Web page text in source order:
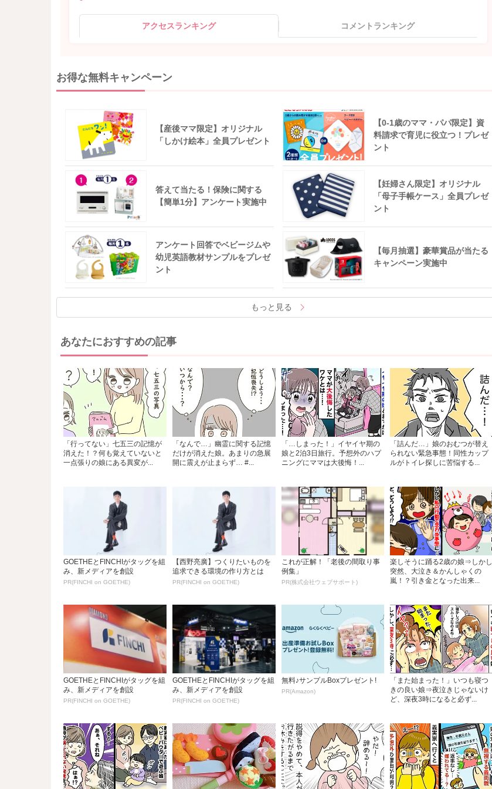
アクセスランキング コメントランキング
お得な無料キャンペーン
【産後ママ限定】オリジナル
「しかけ絵本」全員プレゼント
【0-1歳のママ・パパ限定】資
料請求で育児に役立つ！プレゼ
ント
答えて当たる！保険に関する
【簡単1分】アンケート実施中
【妊婦さん限定】オリジナル
「母子手帳ケース」全員プレゼ
ント
アンケート回答でベビージムや
幼児英語教材サンプルをプレゼ
ント
【毎月抽選】豪華賞品が当たる
キャンペーン実施中
もっと見る
あなたにおすすめの記事
「行ってない」七五三の記憶が
消えた！？何も覚えていないと
一点張りの娘にある異変が...
「なんで…」幽霊に関する記憶
だけが消えた娘。あまりの急展
開に震えが止まらず… #...
「…しまった！」イヤイヤ期の
娘と2泊3日旅行。予想外のハプ
ニングにママは大後悔！...
「詰んだ…」娘のおむつが替え
られない緊急事態！同性カップ
ルがトイレ探しに苦悩する...
GOETHEとFINCHIがタッグを組
み、新メディアを創設
PR(FINCHI on GOETHE)
【西野亮廣】つくりたいものを
追求できる環境の作り方とは
PR(FINCHI on GOETHE)
これが正解！「老後の間取り事
例集」
PR(株式会社ウェブサポート)
楽しそうに踊る2歳の娘⇒しかし
突然、大泣き＆かんしゃくの
嵐！？引き金となった出来...
GOETHEとFINCHIがタッグを組
み、新メディアを創設
PR(FINCHI on GOETHE)
GOETHEとFINCHIがタッグを組
み、新メディアを創設
PR(FINCHI on GOETHE)
無料♪サンプルBoxプレゼント!
PR(Amazon)
「また始まった！」いつも寝つ
きの良い娘⇒夜泣きじゃないけ
ど、深夜3時になると必ず...